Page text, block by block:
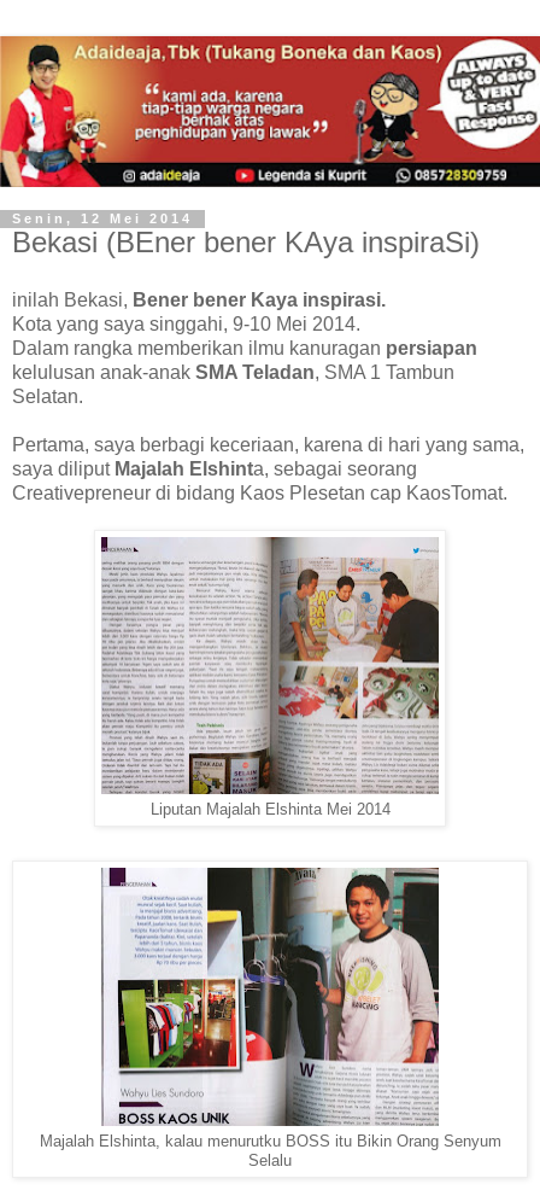
Senin, 12 Mei 2014
Bekasi (BEner bener KAya inspiraSi)
inilah Bekasi, Bener bener Kaya inspirasi.
Kota yang saya singgahi, 9-10 Mei 2014.
Dalam rangka memberikan ilmu kanuragan persiapan
kelulusan anak-anak SMA Teladan, SMA 1 Tambun
Selatan.
Pertama, saya berbagi keceriaan, karena di hari yang sama,
saya diliput Majalah Elshinta, sebagai seorang
Creativepreneur di bidang Kaos Plesetan cap KaosTomat.
Liputan Majalah Elshinta Mei 2014
Majalah Elshinta, kalau menurutku BOSS itu Bikin Orang Senyum
Selalu